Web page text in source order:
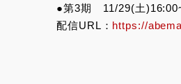
●第3期 11/29(土
配信URL： https://